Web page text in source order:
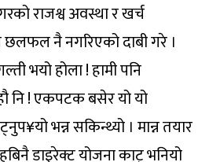
राजश्व अवस्था र खर्च
नै नगरिएको दाबी गरे ।
भयो होला ! हामी पनि
नि ! एकपटक बसेर यो यो
भन्न सकिन्थ्यो । मान्न तयार
डाइरेक्ट योजना काट् भनियो